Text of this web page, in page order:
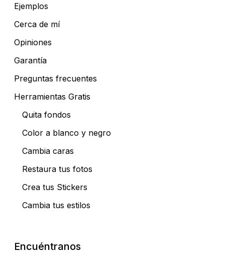
Ejemplos
Cerca de mí
Opiniones
Garantía
Preguntas frecuentes
Herramientas Gratis
Quita fondos
Color a blanco y negro
Cambia caras
Restaura tus fotos
Crea tus Stickers
Cambia tus estilos
Encuéntranos